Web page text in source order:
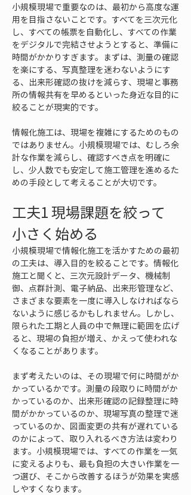
小規模現場で重要なのは、最初から高度な運
用を目指さないことです。すべてを三次元化
し、すべての帳票を自動化し、すべての作業
をデジタルで完結させようとすると、準備に
時間がかかりすぎます。まずは、測量の確認
を楽にする、写真整理を迷わないようにす
る、出来形確認の抜けを減らす、現場と事務
所の情報共有を早めるといった身近な目的に
絞ることが現実的です。
情報化施工は、現場を複雑にするためのもの
ではありません。小規模現場では、むしろ余
計な作業を減らし、確認すべき点を明確に
し、少人数でも安定して施工管理を進めるた
めの手段として考えることが大切です。
工夫1 現場課題を絞って
小さく始める
小規模現場で情報化施工を活かすための最初
の工夫は、導入目的を絞ることです。情報化
施工と聞くと、三次元設計データ、機械制
御、点群計測、電子納品、出来形管理など、
さまざまな要素を一度に導入しなければなら
ないように感じるかもしれません。しかし、
限られた工期と人員の中で無理に範囲を広げ
ると、現場の負担が増え、かえって使われな
くなることがあります。
まず考えたいのは、その現場で何に時間がか
かっているかです。測量の段取りに時間がか
かっているのか、出来形確認の記録整理に時
間がかかっているのか、現場写真の整理で迷
っているのか、図面変更の共有が遅れている
のかによって、取り入れるべき方法は変わり
ます。小規模現場では、すべての作業を一気
に変えるよりも、最も負担の大きい作業を一
つ選び、そこから改善するほうが効果を実感
しやすくなります。